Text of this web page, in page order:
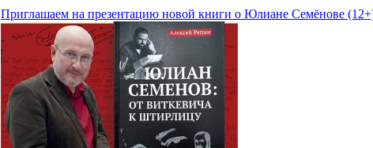
Приглашаем на презентацию новой книги о Юлиане Семёнове